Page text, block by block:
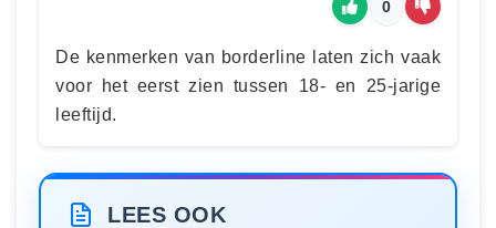
0
De kenmerken van borderline laten zich vaak
voor het eerst zien tussen 18- en 25-jarige
leeftijd.
LEES OOK